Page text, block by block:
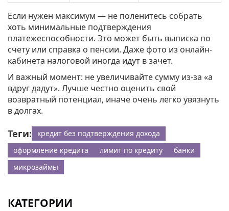
Если нужен максимум — не поленитесь собрать
хоть минимальные подтверждения
платежеспособности. Это может быть выписка по
счету или справка о пенсии. Даже фото из онлайн-
кабинета налоговой иногда идут в зачет.
И важный момент: не увеличивайте сумму из-за «а
вдруг дадут». Лучше честно оценить свой
возвратный потенциал, иначе очень легко увязнуть
в долгах.
Теги:
кредит без подтверждения дохода
оформление кредита
лимит по кредиту
банки
микрозаймы
КАТЕГОРИИ